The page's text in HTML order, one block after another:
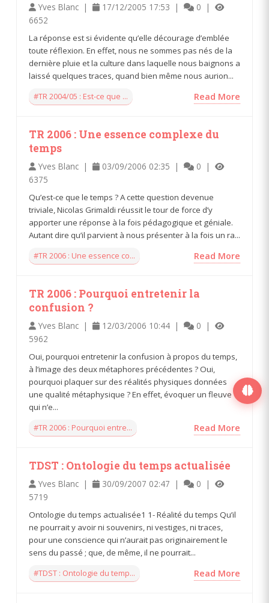
Yves Blanc | 17/12/2005 17:53 |
0 |
6652
La réponse est si évidente qu’elle décourage d’emblée
toute réflexion. En effet, nous ne sommes pas nés de la
dernière pluie et la culture dans laquelle nous baignons a
laissé quelques traces, quand bien même nous aurion...
#TR 2004/05 : Est-ce que ...
Read More
TR 2006 : Une essence complexe du
temps
Yves Blanc | 03/09/2006 02:35 |
0 |
6375
Qu’est-ce que le temps ? A cette question devenue
triviale, Nicolas Grimaldi réussit le tour de force d’y
apporter une réponse à la fois pédagogique et géniale.
Autant dire qu’il parvient à nous présenter à la fois un ra...
#TR 2006 : Une essence co...
Read More
TR 2006 : Pourquoi entretenir la
confusion ?
Yves Blanc | 12/03/2006 10:44 |
0 |
5962
Oui, pourquoi entretenir la confusion à propos du temps,
à l’image des deux métaphores précédentes ? Oui,
pourquoi plaquer sur des réalités physiques données
une qualité métaphysique ? En effet, évoquer un fleuve
qui n’e...
#TR 2006 : Pourquoi entre...
Read More
TDST : Ontologie du temps actualisée
Yves Blanc | 30/09/2007 02:47 |
0 |
5719
Ontologie du temps actualisée1 1- Réalité du temps Qu’il
ne pourrait y avoir ni souvenirs, ni vestiges, ni traces,
pour une conscience qui n’aurait pas originairement le
sens du passé ; que, de même, il ne pourrait...
#TDST : Ontologie du temp...
Read More